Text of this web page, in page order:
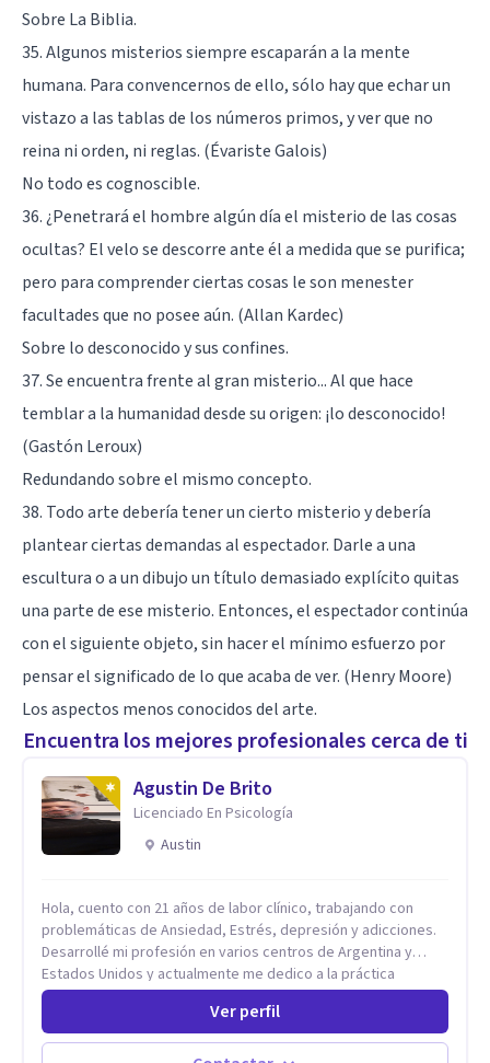
Sobre La Biblia.
35. Algunos misterios siempre escaparán a la mente
humana. Para convencernos de ello, sólo hay que echar un
vistazo a las tablas de los números primos, y ver que no
reina ni orden, ni reglas. (Évariste Galois)
No todo es cognoscible.
36. ¿Penetrará el hombre algún día el misterio de las cosas
ocultas? El velo se descorre ante él a medida que se purifica;
pero para comprender ciertas cosas le son menester
facultades que no posee aún. (Allan Kardec)
Sobre lo desconocido y sus confines.
37. Se encuentra frente al gran misterio... Al que hace
temblar a la humanidad desde su origen: ¡lo desconocido!
(Gastón Leroux)
Redundando sobre el mismo concepto.
38. Todo arte debería tener un cierto misterio y debería
plantear ciertas demandas al espectador. Darle a una
escultura o a un dibujo un título demasiado explícito quitas
una parte de ese misterio. Entonces, el espectador continúa
con el siguiente objeto, sin hacer el mínimo esfuerzo por
pensar el significado de lo que acaba de ver. (Henry Moore)
Los aspectos menos conocidos del arte.
Encuentra los mejores profesionales cerca de ti
Agustin De Brito
Licenciado En Psicología
Austin
Hola, cuento con 21 años de labor clínico, trabajando con
problemáticas de Ansiedad, Estrés, depresión y adicciones.
Desarrollé mi profesión en varios centros de Argentina y
Estados Unidos y actualmente me dedico a la práctica
privada. Utilizo terapias cognitivas conductuales basadas en
evidencia científica con comprobados resultados. Los
objetivos terapéuticos están centrados en brindar
Ver perfil